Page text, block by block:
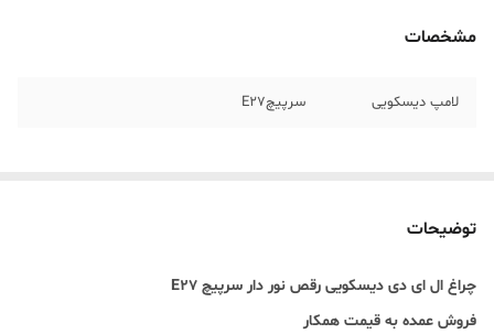
مشخصات
لامپ دیسکویی سرپیچE27
توضیحات
چراغ ال ای دی دیسکویی رقص نور دار سرپیچ E27
فروش عمده به قیمت همکار